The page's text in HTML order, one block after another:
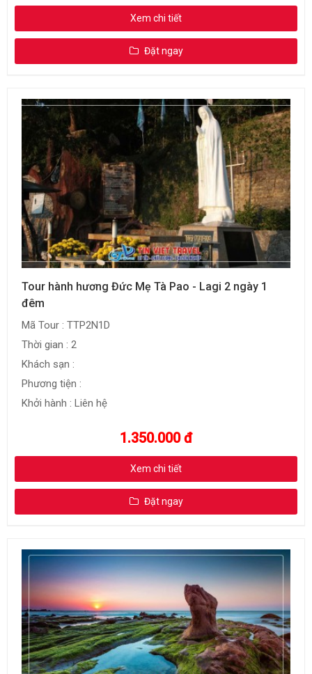
Xem chi tiết
Đặt ngay
Tour hành hương Đức Mẹ Tà Pao - Lagi 2 ngày 1
đêm
Mã Tour : TTP2N1D
Thời gian : 2
Khách sạn :
Phương tiện :
Khởi hành : Liên hệ
1.350.000 đ
Xem chi tiết
Đặt ngay